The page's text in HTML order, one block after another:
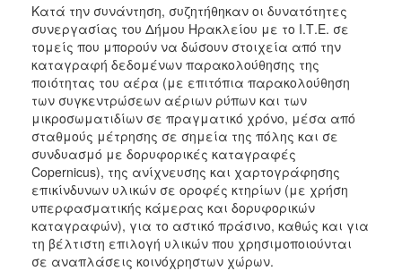
ΤΟΠΟΣ
ΠΟΛΙΤΙΣΜΟΣ
ΑΝΘΕΚΤΙΚΗ
ΠΟΛΗ
Κατά την συνάντηση, συζητήθηκαν οι δυνατότητες
συνεργασίας του Δήμου Ηρακλείου με το Ι.Τ.Ε. σε
τομείς που μπορούν να δώσουν στοιχεία από την
καταγραφή δεδομένων παρακολούθησης της
ποιότητας του αέρα (με επιτόπια παρακολούθηση
των συγκεντρώσεων αέριων ρύπων και των
μικροσωματιδίων σε πραγματικό χρόνο, μέσα από
σταθμούς μέτρησης σε σημεία της πόλης και σε
συνδυασμό με δορυφορικές καταγραφές
Copernicus), της ανίχνευσης και χαρτογράφησης
επικίνδυνων υλικών σε οροφές κτηρίων (με χρήση
υπερφασματικής κάμερας και δορυφορικών
καταγραφών), για το αστικό πράσινο, καθώς και για
τη βέλτιστη επιλογή υλικών που χρησιμοποιούνται
σε αναπλάσεις κοινόχρηστων χώρων.